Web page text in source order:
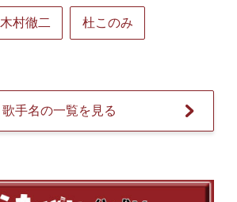
木村徹二 杜このみ
歌手名の一覧を見る